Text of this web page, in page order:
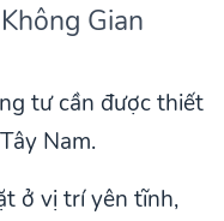
Gian
tư cần được thiết
Nam.
ở vị trí yên tĩnh,